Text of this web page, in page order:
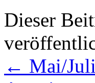
Dieser
← Mai/